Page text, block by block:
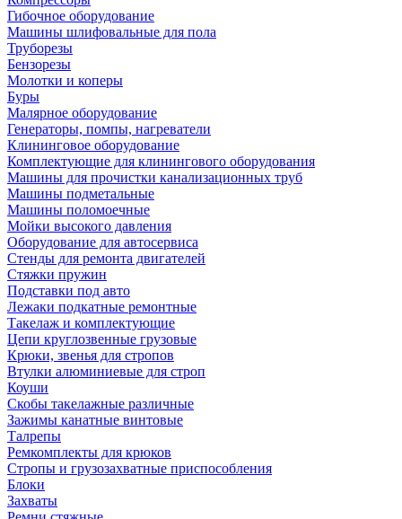
Гибочное оборудование
Машины шлифовальные для пола
Труборезы
Бензорезы
Молотки и коперы
Буры
Малярное оборудование
Генераторы, помпы, нагреватели
Клининговое оборудование
Комплектующие для клинингового оборудования
Машины для прочистки канализационных труб
Машины подметальные
Машины поломоечные
Мойки высокого давления
Оборудование для автосервиса
Стенды для ремонта двигателей
Стяжки пружин
Подставки под авто
Лежаки подкатные ремонтные
Такелаж и комплектующие
Цепи круглозвенные грузовые
Крюки, звенья для стропов
Втулки алюминиевые для строп
Коуши
Скобы такелажные различные
Зажимы канатные винтовые
Талрепы
Ремкомплекты для крюков
Стропы и грузозахватные приспособления
Блоки
Захваты